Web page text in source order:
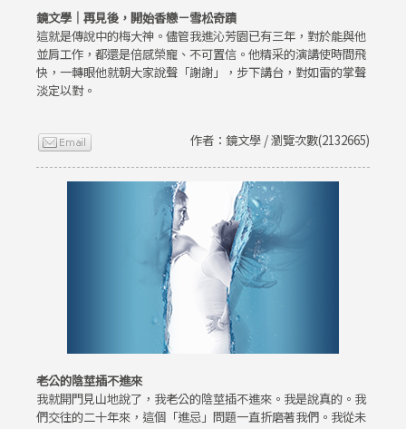
鏡文學｜再見後，開始香戀－雪松奇蹟
這就是傳說中的梅大神。儘管我進沁芳園已有三年，對於能與他
並肩工作，都還是倍感榮寵、不可置信。他精采的演講使時間飛
快，一轉眼他就朝大家說聲「謝謝」，步下講台，對如雷的掌聲
淡定以對。
作者：鏡文學 / 瀏覽次數(2132665)
老公的陰莖插不進來
我就開門見山地說了，我老公的陰莖插不進來。我是說真的。我
們交往的二十年來，這個「進忌」問題一直折磨著我們。我從未